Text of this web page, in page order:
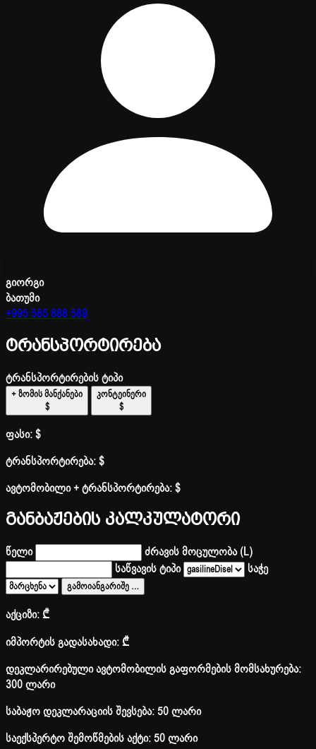
გიორგი
ბათუმი
+995 585 888 589
ტრანსპორტირება
ტრანსპორტირების ტიპი
+ ზომის მანქანები
$
კონტეინერი
$
ფასი:$
ტრანსპორტირება:$
ავტომობილი + ტრანსპორტირება:$
განბაჟების კალკულატორი
წელი
ძრავის მოცულობა (L)
საწვავის ტიპი
საჭე
გამოიანგარიშე …
აქციზი:₾
იმპორტის გადასახადი:₾
დეკლარირებული ავტომობილის გაფორმების მომსახურება:
300 ლარი
საბაჟო დეკლარაციის შევსება: 50 ლარი
საექსპერტო შემოწმების აქტი: 50 ლარი